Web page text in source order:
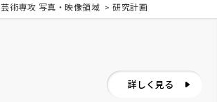
芸術専攻 写真・映像領域 研究計画
詳しく見る